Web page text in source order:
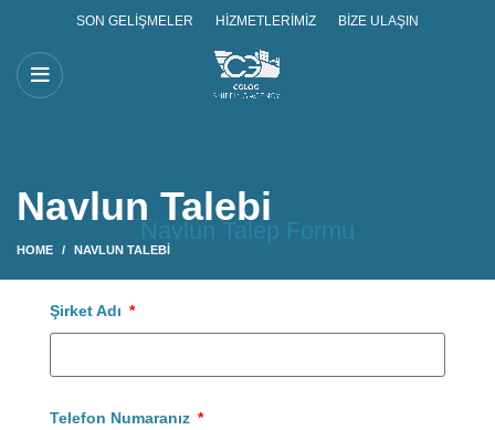
SON GELIŞMELER HIZMETLERIMIZ BIZE ULAŞIN
Navlun Talebi
HOME NAVLUN TALEBI
Navlun Talep Formu
Şirket Adı
Telefon Numaranız